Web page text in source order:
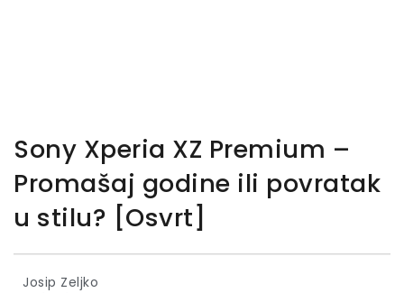
Sony Xperia XZ Premium –
Promašaj godine ili povratak
u stilu? [Osvrt]
Josip Zeljko